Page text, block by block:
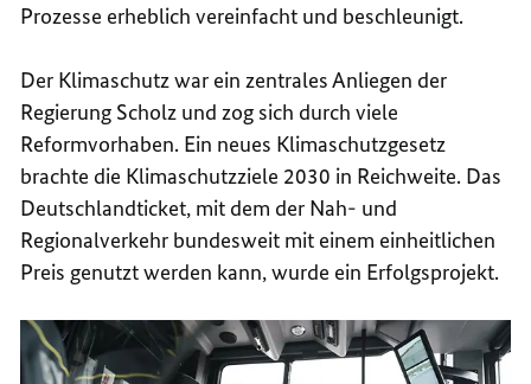
Prozesse erheblich vereinfacht und beschleunigt.
Der Klimaschutz war ein zentrales Anliegen der
Regierung Scholz und zog sich durch viele
Reformvorhaben. Ein neues Klimaschutzgesetz
brachte die Klimaschutzziele 2030 in Reichweite. Das
Deutschlandticket, mit dem der Nah- und
Regionalverkehr bundesweit mit einem einheitlichen
Preis genutzt werden kann, wurde ein Erfolgsprojekt.